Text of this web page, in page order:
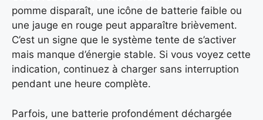
pomme disparaît, une icône de batterie faible ou
une jauge en rouge peut apparaître brièvement.
C’est un signe que le système tente de s’activer
mais manque d’énergie stable. Si vous voyez cette
indication, continuez à charger sans interruption
pendant une heure complète.
Parfois, une batterie profondément déchargée